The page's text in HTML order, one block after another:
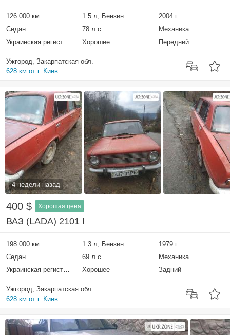
126 000 км 1.5 л, Бензин
2004 г.
Седан
78 л.с.
Механика
Украинская регистрация
Хорошее Передний
Ужгород, Закарпатская обл.
628 км от г. Киев
4 недели назад
400 $ Хорошая цена
ВАЗ (LADA) 2101 I
198 000 км 1.3 л, Бензин
1979 г.
Седан
69 л.с.
Механика
Украинская регистрация
Хорошее Задний
Ужгород, Закарпатская обл.
628 км от г. Киев